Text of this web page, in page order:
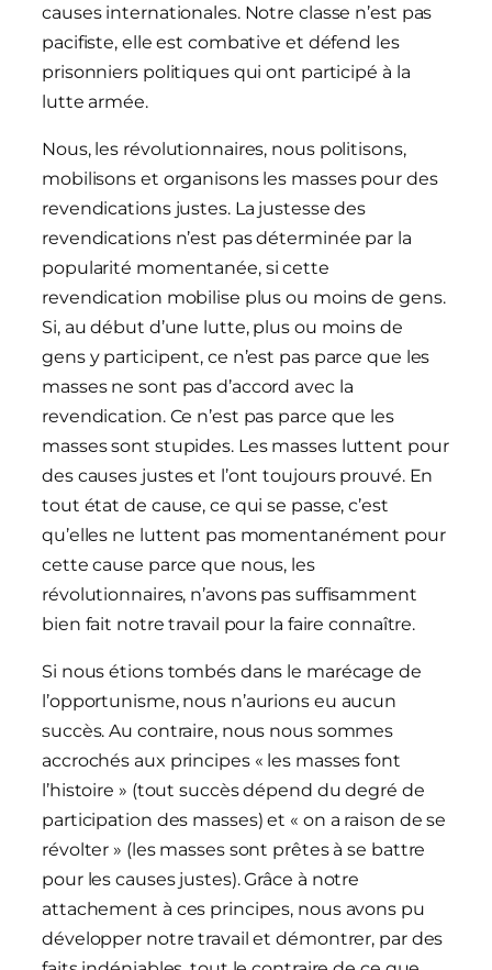
causes internationales. Notre classe n’est pas
pacifiste, elle est combative et défend les
prisonniers politiques qui ont participé à la
lutte armée.
Nous, les révolutionnaires, nous politisons,
mobilisons et organisons les masses pour des
revendications justes. La justesse des
revendications n’est pas déterminée par la
popularité momentanée, si cette
revendication mobilise plus ou moins de gens.
Si, au début d’une lutte, plus ou moins de
gens y participent, ce n’est pas parce que les
masses ne sont pas d’accord avec la
revendication. Ce n’est pas parce que les
masses sont stupides. Les masses luttent pour
des causes justes et l’ont toujours prouvé. En
tout état de cause, ce qui se passe, c’est
qu’elles ne luttent pas momentanément pour
cette cause parce que nous, les
révolutionnaires, n’avons pas suffisamment
bien fait notre travail pour la faire connaître.
Si nous étions tombés dans le marécage de
l’opportunisme, nous n’aurions eu aucun
succès. Au contraire, nous nous sommes
accrochés aux principes « les masses font
l’histoire » (tout succès dépend du degré de
participation des masses) et « on a raison de se
révolter » (les masses sont prêtes à se battre
pour les causes justes). Grâce à notre
attachement à ces principes, nous avons pu
développer notre travail et démontrer, par des